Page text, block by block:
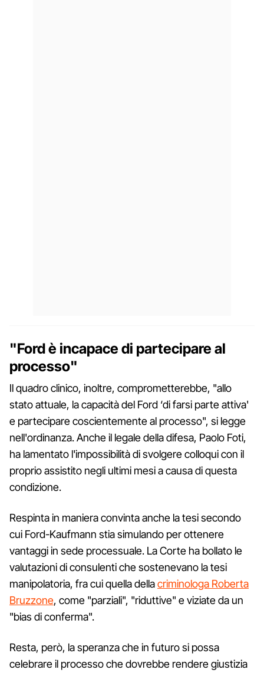
"Ford è incapace di partecipare al
processo"
Il quadro clinico, inoltre, comprometterebbe, "allo
stato attuale, la capacità del Ford ‘di farsi parte attiva'
e partecipare coscientemente al processo", si legge
nell'ordinanza. Anche il legale della difesa, Paolo Foti,
ha lamentato l'impossibilità di svolgere colloqui con il
proprio assistito negli ultimi mesi a causa di questa
condizione.
Respinta in maniera convinta anche la tesi secondo
cui Ford-Kaufmann stia simulando per ottenere
vantaggi in sede processuale. La Corte ha bollato le
valutazioni di consulenti che sostenevano la tesi
manipolatoria, fra cui quella dellacriminologa Roberta
Bruzzone, come "parziali", "riduttive" e viziate da un
"bias di conferma".
Resta, però, la speranza che in futuro si possa
celebrare il processo che dovrebbe rendere giustizia